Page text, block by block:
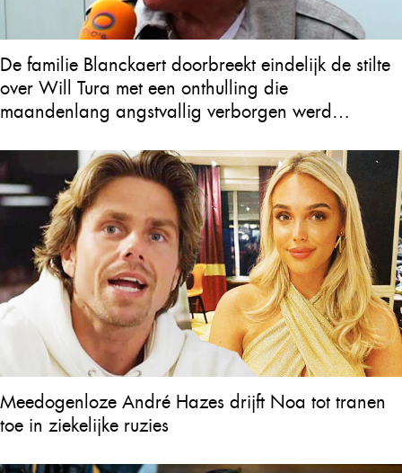
De familie Blanckaert doorbreekt eindelijk de stilte
over Will Tura met een onthulling die
maandenlang angstvallig verborgen werd
Meedogenloze André Hazes drijft Noa tot tranen
toe in ziekelijke ruzies